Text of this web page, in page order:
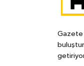
Gazete